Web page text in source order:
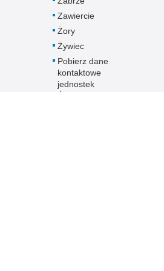
Zawiercie
Żory
Żywiec
Pobierz dane
kontaktowe
jednostek